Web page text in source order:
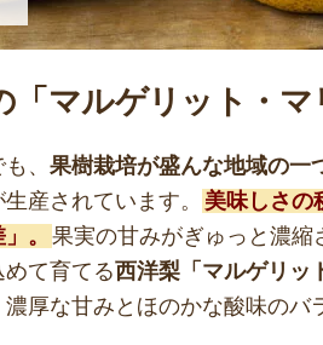
マルゲリット・マ
、 果樹栽培が盛んな地域の一
産されています。
美味しさの
。
果実の甘みがぎゅっと濃縮
て育てる西洋梨「マルゲリッ
濃厚な甘みとほのかな酸味のバ